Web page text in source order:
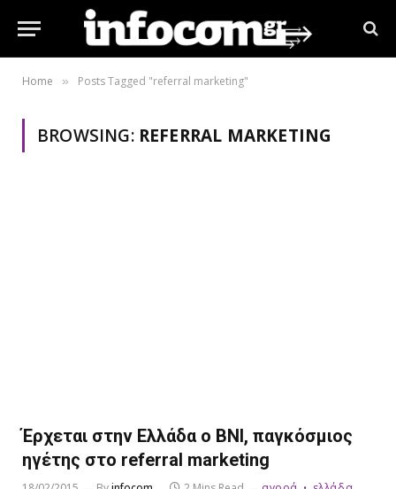
Home » Posts Tagged "referral marketing"
BROWSING: REFERRAL MARKETING
Έρχεται στην Ελλάδα ο BNI, παγκόσμιος
ηγέτης στο referral marketing